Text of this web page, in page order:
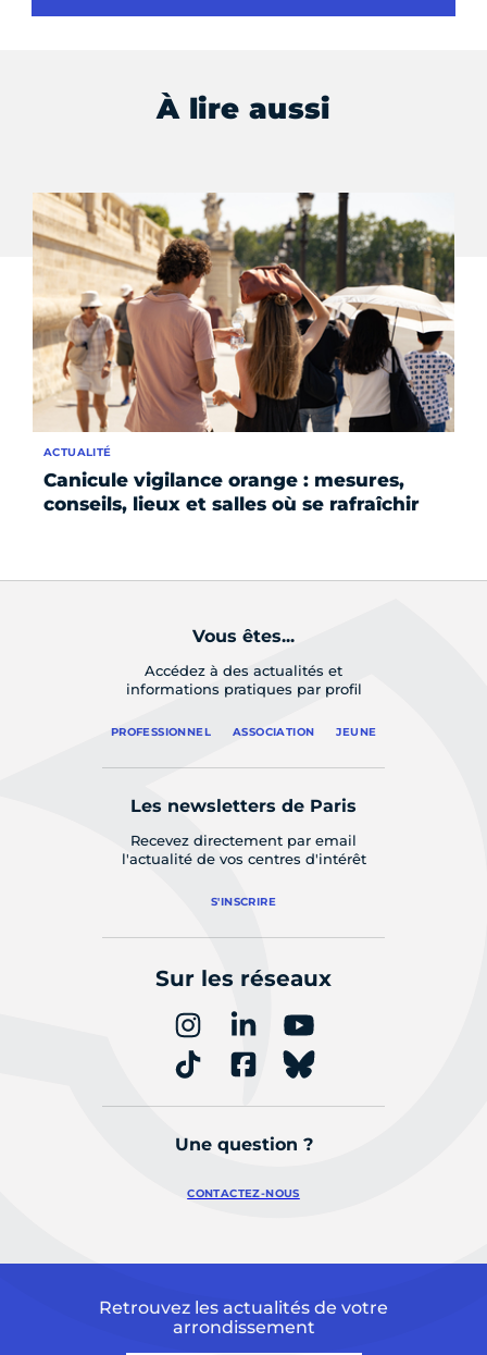
À lire aussi
Canicule vigilance orange : mesures,
conseils, lieux et salles où se rafraîchir
ACTUALITÉ
Vous êtes...
Accédez à des actualités et
informations pratiques par profil
PROFESSIONNEL ASSOCIATION JEUNE
Les newsletters de Paris
Recevez directement par email
l'actualité de vos centres d'intérêt
S'INSCRIRE
Sur les réseaux
Une question ?
CONTACTEZ-NOUS
Retrouvez les actualités de votre
arrondissement